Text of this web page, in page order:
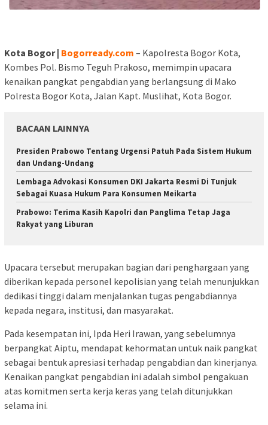
Kota Bogor | Bogorready.com – Kapolresta Bogor Kota,
Kombes Pol. Bismo Teguh Prakoso, memimpin upacara
kenaikan pangkat pengabdian yang berlangsung di Mako
Polresta Bogor Kota, Jalan Kapt. Muslihat, Kota Bogor.
BACAAN LAINNYA
Presiden Prabowo Tentang Urgensi Patuh Pada Sistem Hukum
dan Undang-Undang
Lembaga Advokasi Konsumen DKI Jakarta Resmi Di Tunjuk
Sebagai Kuasa Hukum Para Konsumen Meikarta
Prabowo: Terima Kasih Kapolri dan Panglima Tetap Jaga
Rakyat yang Liburan
Upacara tersebut merupakan bagian dari penghargaan yang
diberikan kepada personel kepolisian yang telah menunjukkan
dedikasi tinggi dalam menjalankan tugas pengabdiannya
kepada negara, institusi, dan masyarakat.
Pada kesempatan ini, Ipda Heri Irawan, yang sebelumnya
berpangkat Aiptu, mendapat kehormatan untuk naik pangkat
sebagai bentuk apresiasi terhadap pengabdian dan kinerjanya.
Kenaikan pangkat pengabdian ini adalah simbol pengakuan
atas komitmen serta kerja keras yang telah ditunjukkan
selama ini.